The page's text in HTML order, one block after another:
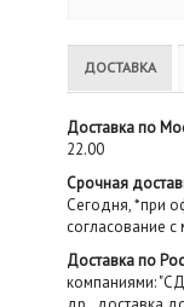
ДОСТАВКА
Доставка по
22.00
Срочная
Сегодня, *при
согласование
Доставка по
компаниями: